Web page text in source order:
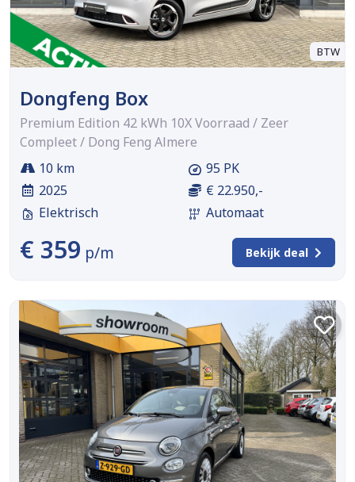
BTW
Dongfeng Box
Premium Edition 42 kWh 10X Voorraad / Zeer
Compleet / Dong Feng Almere
10 km
2025
Elektrisch
95 PK
€ 22.950,-
Automaat
€ 359 p/m Bekijk deal